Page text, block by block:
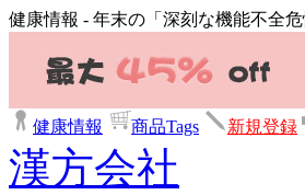
健康情報 - 年末の「深刻な機能不全
健康情報 商品Tags 新規登録
漢方会社